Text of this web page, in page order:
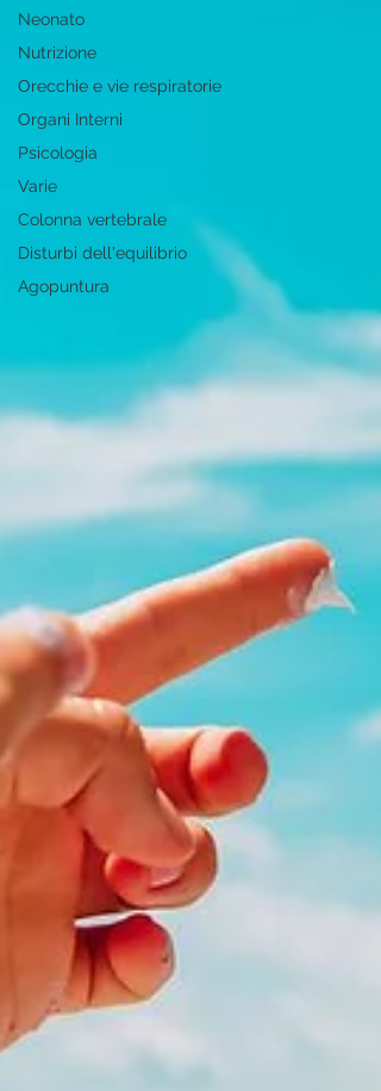
Neonato
Nutrizione
Orecchie e vie respiratorie
Organi Interni
Psicologia
Varie
Colonna vertebrale
Disturbi dell'equilibrio
Agopuntura